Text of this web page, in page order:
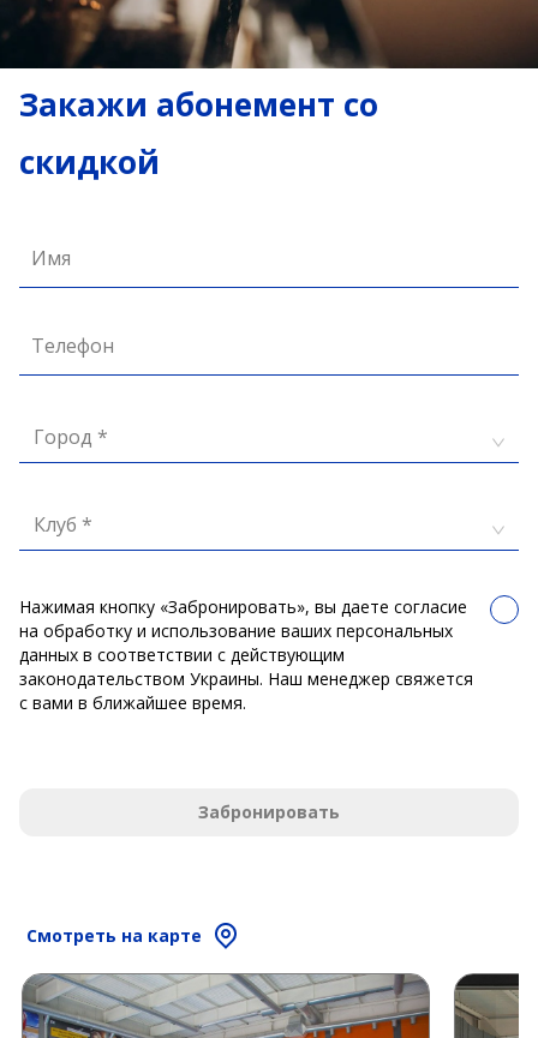
Закажи абонемент со
скидкой
Имя
Телефон
Город *
Клуб *
Нажимая кнопку «Забронировать», вы даете согласие
на обработку и использование ваших персональных
данных в соответствии с действующим
законодательством Украины. Наш менеджер свяжется
с вами в ближайшее время.
Забронировать
Смотреть на карте